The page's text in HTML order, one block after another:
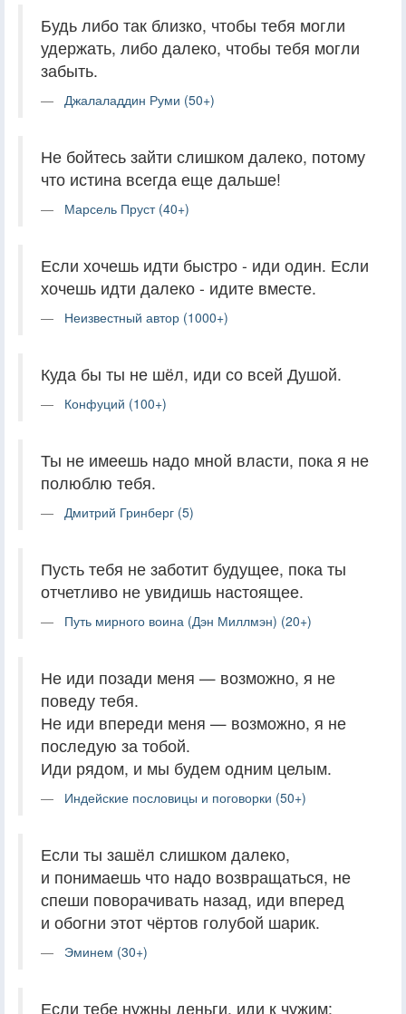
Будь либо так близко, чтобы тебя могли
удержать, либо далеко, чтобы тебя могли
забыть.
Джалаладдин Руми (50+)
Не бойтесь зайти слишком далеко, потому
что истина всегда еще дальше!
Марсель Пруст (40+)
Если хочешь идти быстро - иди один. Если
хочешь идти далеко - идите вместе.
Неизвестный автор (1000+)
Куда бы ты не шёл, иди со всей Душой.
Конфуций (100+)
Ты не имеешь надо мной власти, пока я не
полюблю тебя.
Дмитрий Гринберг (5)
Пусть тебя не заботит будущее, пока ты
отчетливо не увидишь настоящее.
Путь мирного воина (Дэн Миллмэн) (20+)
Не иди позади меня — возможно, я не
поведу тебя.
Не иди впереди меня — возможно, я не
последую за тобой.
Иди рядом, и мы будем одним целым.
Индейские пословицы и поговорки (50+)
Если ты зашёл слишком далеко,
и понимаешь что надо возвращаться, не
спеши поворачивать назад, иди вперед
и обогни этот чёртов голубой шарик.
Эминем (30+)
Если тебе нужны деньги, иди к чужим;